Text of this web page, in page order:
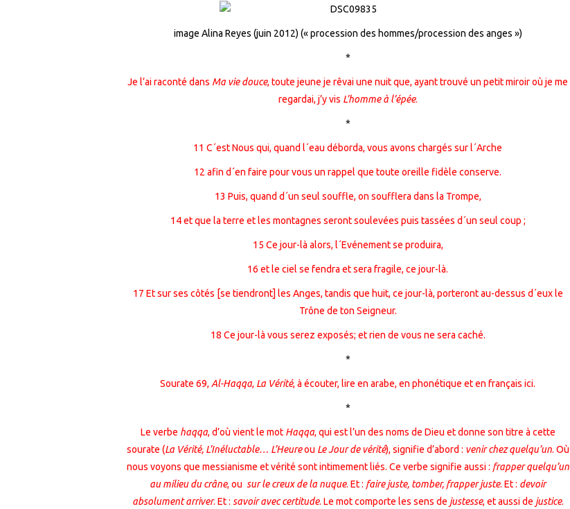
image Alina Reyes (juin 2012) (« procession des hommes/procession des anges »)
*
Je l’ai raconté dans Ma vie douce, toute jeune je rêvai une nuit que, ayant trouvé un petit miroir où je me
regardai, j’y vis L’homme à l’épée.
*
11 C´est Nous qui, quand l´eau déborda, vous avons chargés sur l´Arche
12 afin d´en faire pour vous un rappel que toute oreille fidèle conserve.
13 Puis, quand d´un seul souffle, on soufflera dans la Trompe,
14 et que la terre et les montagnes seront soulevées puis tassées d´un seul coup ;
15 Ce jour-là alors, l´Evénement se produira,
16 et le ciel se fendra et sera fragile, ce jour-là.
17 Et sur ses côtés [se tiendront] les Anges, tandis que huit, ce jour-là, porteront au-dessus d´eux le
Trône de ton Seigneur.
18 Ce jour-là vous serez exposés; et rien de vous ne sera caché.
*
Sourate 69, Al-Haqqa, La Vérité, à écouter, lire en arabe, en phonétique et en français ici.
*
Le verbe haqqa, d’où vient le mot Haqqa, qui est l’un des noms de Dieu et donne son titre à cette
sourate (La Vérité, L’Inéluctable… L’Heureou Le Jour de vérité), signifie d’abord : venir chez quelqu’un. Où
nous voyons que messianisme et vérité sont intimement liés. Ce verbe signifie aussi : frapper quelqu’un
au milieu du crâne, ou sur le creux de la nuque. Et : faire juste, tomber, frapper juste. Et : devoir
absolument arriver. Et : savoir avec certitude. Le mot comporte les sens de justesse, et aussi de justice.